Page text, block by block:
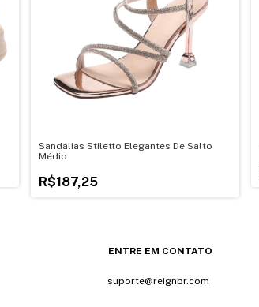
Sandálias Stiletto Elegantes De Salto
Médio
R$187,25
ENTRE EM CONTATO
suporte@reignbr.com